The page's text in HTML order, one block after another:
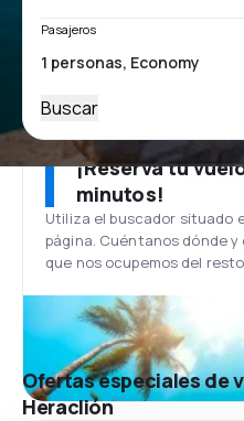
Pasajeros
Buscar
¡Reserva tu
minutos!
Utiliza el buscador situado
página. Cuéntanos dónde
que nos ocupemos del
Ofertas especiales de
Heraclión